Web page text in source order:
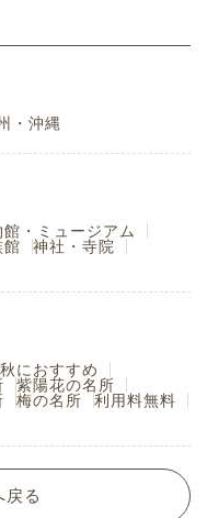
・沖縄
館・ミュージアム
館
神社・寺院
秋におすすめ
紫陽花の名所
梅の名所
利用料無料
戻る